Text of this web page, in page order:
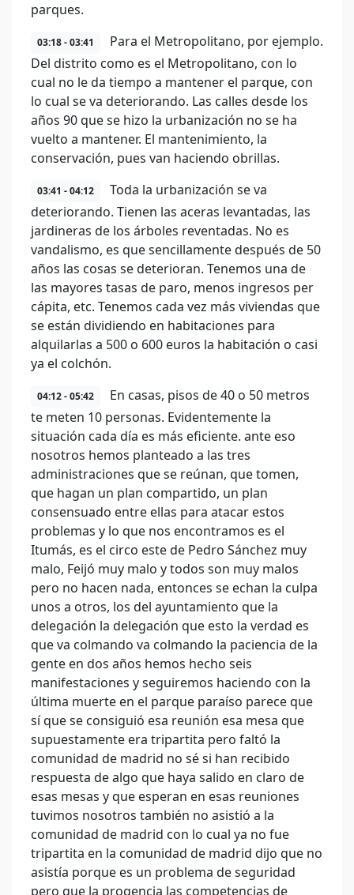
parques.
03:18 - 03:41
Para el Metropolitano, por ejemplo.
Del distrito como es el Metropolitano, con lo
cual no le da tiempo a mantener el parque, con
lo cual se va deteriorando. Las calles desde los
años 90 que se hizo la urbanización no se ha
vuelto a mantener. El mantenimiento, la
conservación, pues van haciendo obrillas.
03:41 - 04:12
Toda la urbanización se va
deteriorando. Tienen las aceras levantadas, las
jardineras de los árboles reventadas. No es
vandalismo, es que sencillamente después de 50
años las cosas se deterioran. Tenemos una de
las mayores tasas de paro, menos ingresos per
cápita, etc. Tenemos cada vez más viviendas que
se están dividiendo en habitaciones para
alquilarlas a 500 o 600 euros la habitación o casi
ya el colchón.
04:12 - 05:42
En casas, pisos de 40 o 50 metros
te meten 10 personas. Evidentemente la
situación cada día es más eficiente. ante eso
nosotros hemos planteado a las tres
administraciones que se reúnan, que tomen,
que hagan un plan compartido, un plan
consensuado entre ellas para atacar estos
problemas y lo que nos encontramos es el
Itumás, es el circo este de Pedro Sánchez muy
malo, Feijó muy malo y todos son muy malos
pero no hacen nada, entonces se echan la culpa
unos a otros, los del ayuntamiento que la
delegación la delegación que esto la verdad es
que va colmando va colmando la paciencia de la
gente en dos años hemos hecho seis
manifestaciones y seguiremos haciendo con la
última muerte en el parque paraíso parece que
sí que se consiguió esa reunión esa mesa que
supuestamente era tripartita pero faltó la
comunidad de madrid no sé si han recibido
respuesta de algo que haya salido en claro de
esas mesas y que esperan en esas reuniones
tuvimos nosotros también no asistió a la
comunidad de madrid con lo cual ya no fue
tripartita en la comunidad de madrid dijo que no
asistía porque es un problema de seguridad
pero que la progencia las competencias de